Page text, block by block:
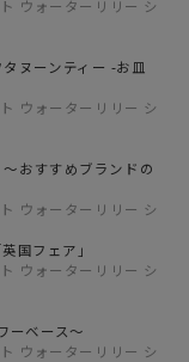
ウォーターリリー シ
ヌーンティー -お皿
ウォーターリリー シ
おすすめブランドの
ウォーターリリー シ
国フェア」
ウォーターリリー シ
ーベース～
ウォーターリリー シ